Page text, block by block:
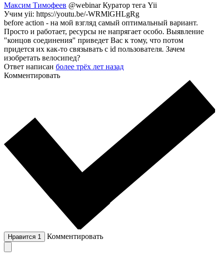
Максим Тимофеев @webinarКуратор тега Yii
Учим yii: https://youtu.be/-WRMlGHLgRg
before action - на мой взгляд самый оптимальный вариант.
Просто и работает, ресурсы не напрягает особо. Выявление
"концов соединения" приведет Вас к тому, что потом
придется их как-то связывать с id пользователя. Зачем
изобретать велосипед?
Ответ написан более трёх лет назад
Комментировать
Нравится 1 Комментировать